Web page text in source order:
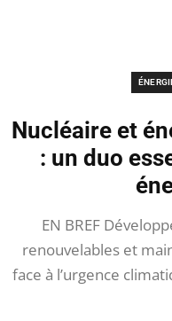
Nucléaire et
: un duo
EN BREF
renouvelables et
face à l’urgence